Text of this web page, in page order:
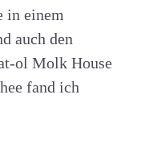
in einem
auch den
ol Molk House
fand ich